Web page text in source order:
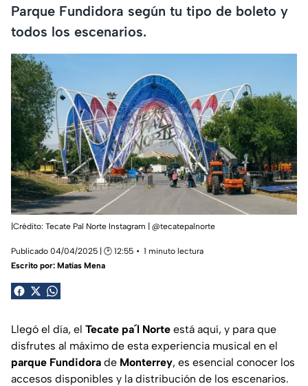
Parque Fundidora según tu tipo de boleto y
todos los escenarios.
|Crédito: Tecate Pal Norte Instagram | @tecatepalnorte
Publicado 04/04/2025 | 🕑 12:55
1 minuto lectura
Escrito por: Matías Mena
Llegó el día, el Tecate pa´l Norte está aquí, y para que
disfrutes al máximo de esta experiencia musical en el
parque Fundidora de Monterrey, es esencial conocer los
accesos disponibles y la distribución de los escenarios.